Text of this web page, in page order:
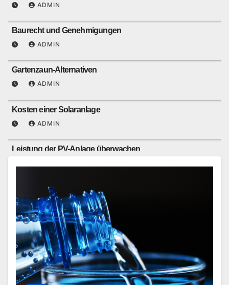
ADMIN
Baurecht und Genehmigungen
ADMIN
Gartenzaun-Alternativen
ADMIN
Kosten einer Solaranlage
ADMIN
Leistung der PV-Anlage überwachen